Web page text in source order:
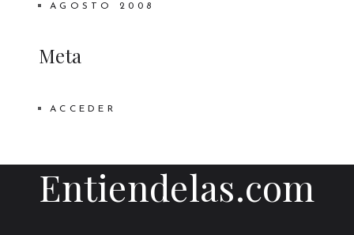
AGOSTO 2008
Meta
ACCEDER
Entiendelas.com